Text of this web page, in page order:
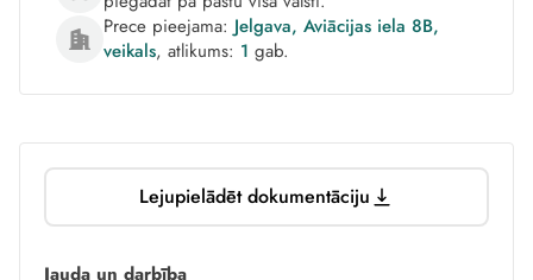
Prece pieejama: Jelgava, Aviācijas iela 8B,
veikals, atlikums: 1 gab.
Jauda un darbība
Lejupielādēt dokumentāciju